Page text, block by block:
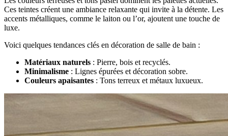
Ces teintes créent une ambiance relaxante qui invite à la détente. Les
accents métalliques, comme le laiton ou l’or, ajoutent une touche de
luxe.
Voici quelques tendances clés en décoration de salle de bain :
Matériaux naturels : Pierre, bois et recyclés.
Minimalisme : Lignes épurées et décoration sobre.
Couleurs apaisantes : Tons terreux et métaux luxueux.